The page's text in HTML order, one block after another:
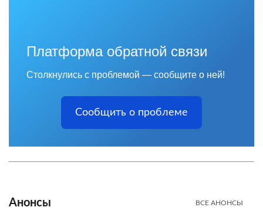
Платформа обратной связи
Столкнулись с проблемой — сообщите о ней!
Сообщить о проблеме
Анонсы ВСЕ АНОНСЫ